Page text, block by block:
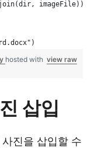
imageFile))
view raw
hosted with
삽입
진을 삽입할 수